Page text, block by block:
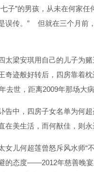
子”的男孩，从未在何家
误传。”
但就在三个月前
太梁安琪用自己的儿子为
奇迹般好转后，四房靠着枕
去世，距离2009年那场大
告中，四房子女名单为何
在美生活，而何猷佳，则永
女儿何超莲曾怒斥风水师“
的态度——2012年慈善晚